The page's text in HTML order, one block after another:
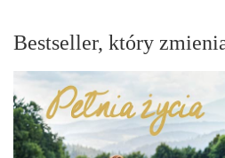
Bestseller, który